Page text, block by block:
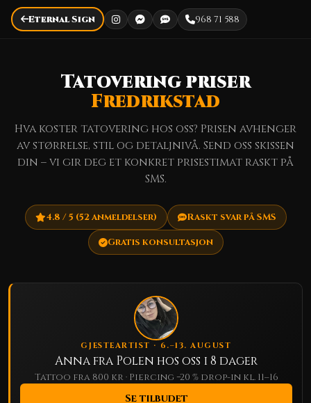
Eternal Sign 968 71 588
Tatovering priser
Fredrikstad
Hva koster tatovering hos oss? Prisen avhenger
av størrelse, stil og detaljnivå. Send oss skissen
din – vi gir deg et konkret prisestimat raskt på
SMS.
4.8 / 5 (52 anmeldelser)
Raskt svar på SMS
Gratis konsultasjon
GJESTEARTIST · 6.–13. AUGUST
Anna fra Polen hos oss i 8 dager
Tattoo fra 800 kr · Piercing −20 % drop-in kl. 11–16
Se tilbudet